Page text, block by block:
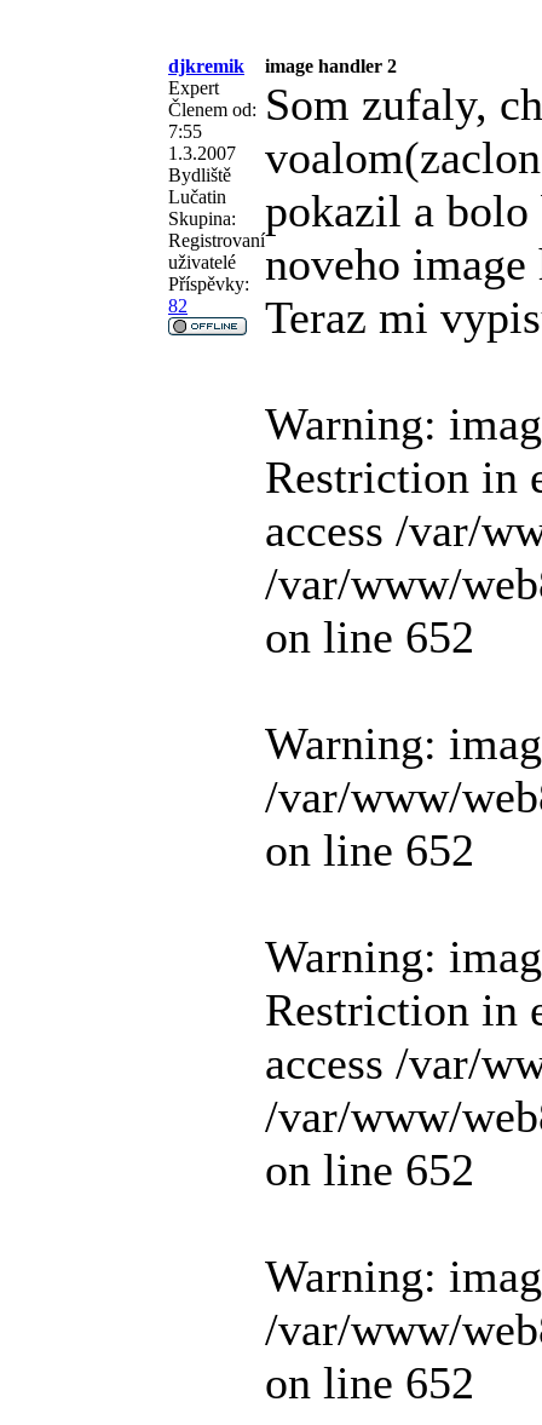
djkremik
image handler 2
Expert
Členem od:
7:55
1.3.2007
Bydliště
Lučatin
Skupina:
Registrovaní
uživatelé
Příspěvky:
82
Som zufaly,
pokazil a bolo
noveho
Teraz mi
Warning:
Restriction in
access /var/
/var/www/
on line 652
Warning:
/var/www/
on line 652
Warning:
Restriction in
access /var/
/var/www/
on line 652
Warning:
/var/www/
on line 652